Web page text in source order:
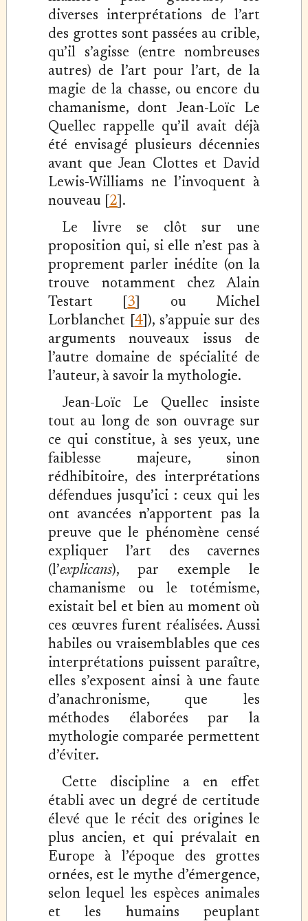
diverses interprétations de l’art
des grottes sont passées au crible,
qu’il s’agisse (entre nombreuses
autres) de l’art pour l’art, de la
magie de la chasse, ou encore du
chamanisme, dont Jean-Loïc Le
Quellec rappelle qu’il avait déjà
été envisagé plusieurs décennies
avant que Jean Clottes et David
Lewis-Williams ne l’invoquent à
nouveau [ 2 ].
Le livre se clôt sur une
proposition qui, si elle n’est pas à
proprement parler inédite (on la
trouve notamment chez Alain
Testart [ 3 ] ou Michel
Lorblanchet [ 4]), s’appuie sur des
arguments nouveaux issus de
l’autre domaine de spécialité de
l’auteur, à savoir la mythologie.
Jean-Loïc Le Quellec insiste
tout au long de son ouvrage sur
ce qui constitue, à ses yeux, une
faiblesse majeure, sinon
rédhibitoire, des interprétations
défendues jusqu’ici : ceux qui les
ont avancées n’apportent pas la
preuve que le phénomène censé
expliquer l’art des cavernes
(l’explicans), par exemple le
chamanisme ou le totémisme,
existait bel et bien au moment où
ces œuvres furent réalisées. Aussi
habiles ou vraisemblables que ces
interprétations puissent paraître,
elles s’exposent ainsi à une faute
d’anachronisme, que les
méthodes élaborées par la
mythologie comparée permettent
d’éviter.
Cette discipline a en effet
établi avec un degré de certitude
élevé que le récit des origines le
plus ancien, et qui prévalait en
Europe à l’époque des grottes
ornées, est le mythe d’émergence,
selon lequel les espèces animales
et les humains peuplant